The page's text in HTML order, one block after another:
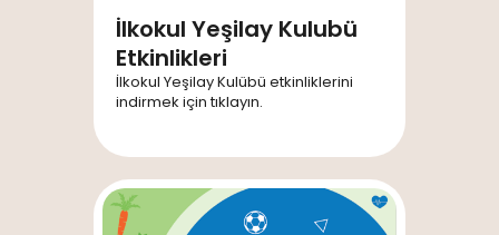
İlkokul Yeşilay Kulubü
Etkinlikleri
İlkokul Yeşilay Kulübü etkinliklerini
indirmek için tıklayın.